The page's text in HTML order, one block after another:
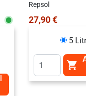
Repsol
27,90 €
5
